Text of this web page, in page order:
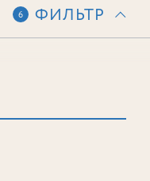
6 ФИЛЬТР
лота